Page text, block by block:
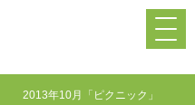
2013年10月「ピクニック」